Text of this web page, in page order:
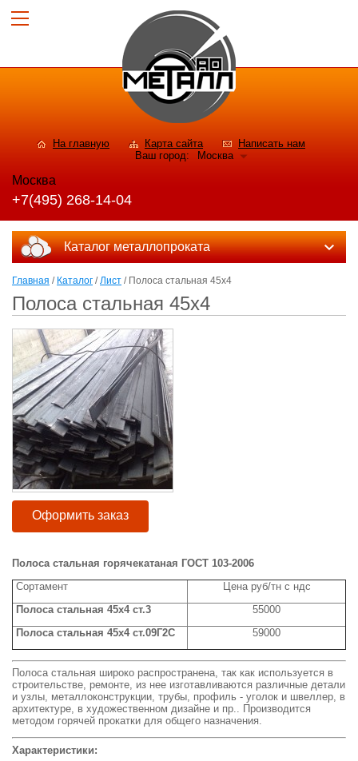
На главную Карта сайта
Написать нам
Ваш город:
Москва
Москва
+7(495) 268-14-04
Каталог металлопроката
Главная / Каталог /Лист / Полоса стальная 45x4
Полоса стальная 45x4
Оформить заказ
Полоса стальная горячекатаная ГОСТ 103-2006
Сортамент
Цена руб/тн с ндс
Полоса стальная 45x4 ст.3
55000
Полоса стальная 45x4 ст.09Г2С
59000
Полоса стальная широко распространена, так как используется в
строительстве, ремонте, из нее изготавливаются различные детали
и узлы, металлоконструкции, трубы, профиль - уголок и швеллер, в
архитектуре, в художественном дизайне и пр.. Производится
методом горячей прокатки для общего назначения.
Характеристики: